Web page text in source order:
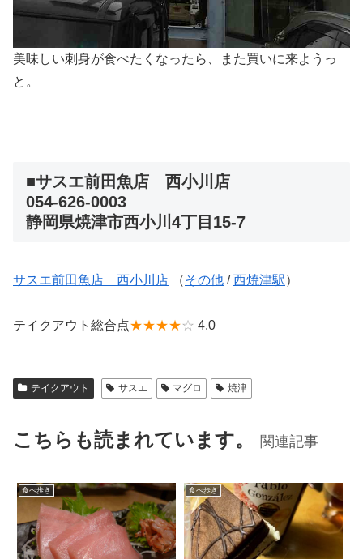
美味しい刺身が食べたくなったら、また買いに来ようっ
と。
■サスエ前田魚店 西小川店
054-626-0003
静岡県焼津市西小川4丁目15-7
サスエ前田魚店 西小川店 （その他 /西焼津駅）
テイクアウト総合点★★★★☆ 4.0
テイクアウト サスエ マグロ 焼津
こちらも読まれています。 関連記事
食べ歩き 食べ歩き